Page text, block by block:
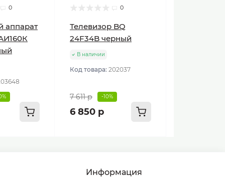
0
аппарат
0
Телевизор BQ
24F34B черный
В наличии
Код товара: 202037
7 611 р -10%
6 850 р
Информация